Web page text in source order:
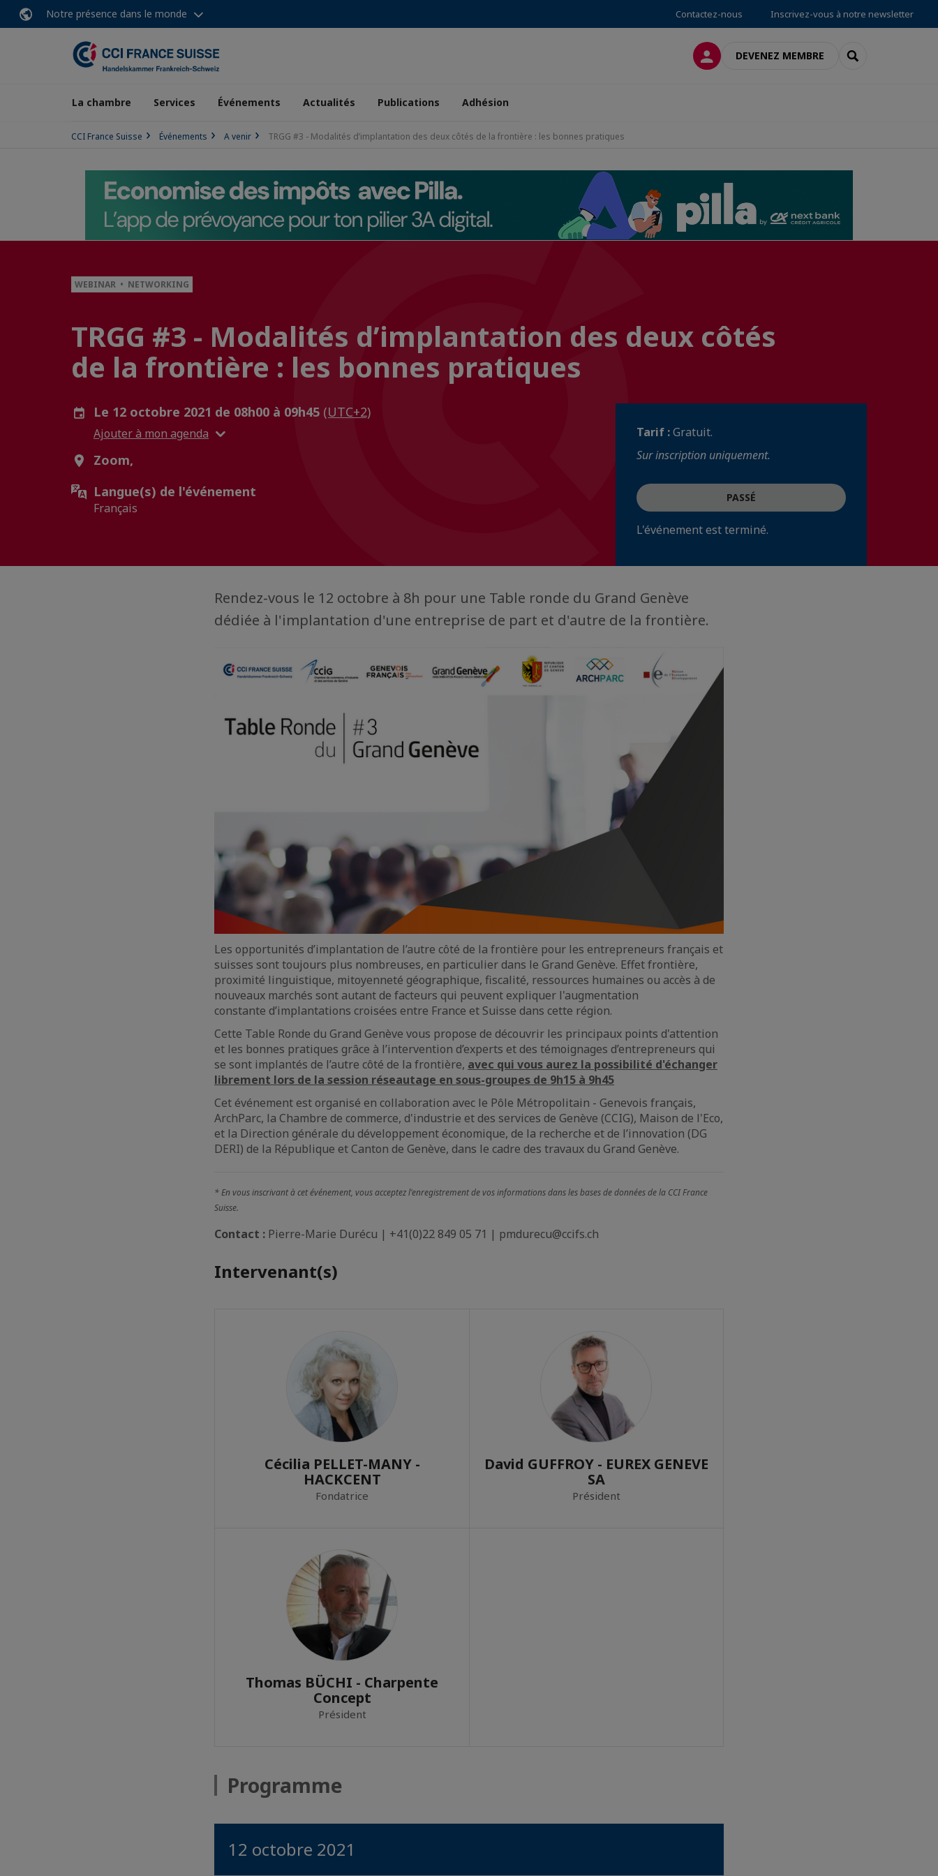
Notre présence dans le monde Contactez-nous Inscrivez-vous à notre newsletter
CONNEXIONDEVENEZ MEMBRE RECHERCHER
La chambre Services Événements Actualités Publications Adhésion
CCI France Suisse Événements A venir TRGG #3 - Modalités d’implantation des deux côtés de la frontière : les bonnes pratiques
WEBINAR • NETWORKING
TRGG #3 - Modalités d’implantation des deux côtés
de la frontière : les bonnes pratiques
Le 12 octobre 2021 de 08h00 à 09h45 (UTC+2)
Ajouter à mon agenda
Zoom,
Langue(s) de l'événement
Français
Tarif :Gratuit.
Sur inscription uniquement.
PASSÉ
L'événement est terminé.
Rendez-vous le 12 octobre à 8h pour une Table ronde du Grand Genève
dédiée à l'implantation d'une entreprise de part et d'autre de la frontière.
Les opportunités d’implantation de l’autre côté de la frontière pour les entrepreneurs français et
suisses sont toujours plus nombreuses, en particulier dans le Grand Genève. Effet frontière,
proximité linguistique, mitoyenneté géographique, fiscalité, ressources humaines ou accès à de
nouveaux marchés sont autant de facteurs qui peuvent expliquer l'augmentation
constante d’implantations croisées entre France et Suisse dans cette région.
Cette Table Ronde du Grand Genève vous propose de découvrir les principaux points d'attention
et les bonnes pratiques grâce à l’intervention d’experts et des témoignages d’entrepreneurs qui
se sont implantés de l’autre côté de la frontière, avec qui vous aurez la possibilité d'échanger
librement lors de la session réseautage en sous-groupes de 9h15 à 9h45
Cet événement est organisé en collaboration avec le Pôle Métropolitain - Genevois français,
ArchParc, la Chambre de commerce, d'industrie et des services de Genève (CCIG), Maison de l'Eco,
et la Direction générale du développement économique, de la recherche et de l’innovation (DG
DERI) de la République et Canton de Genève, dans le cadre des travaux du Grand Genève.
* En vous inscrivant à cet événement, vous acceptez l'enregistrement de vos informations dans les bases de données de la CCI France
Suisse.
Contact : Pierre-Marie Durécu | +41(0)22 849 05 71 | pmdurecu@ccifs.ch
Intervenant(s)
Cécilia PELLET-MANY -
HACKCENT
Fondatrice
David GUFFROY - EUREX GENEVE
SA
Président
Thomas BÜCHI - Charpente
Concept
Président
Programme
12 octobre 2021